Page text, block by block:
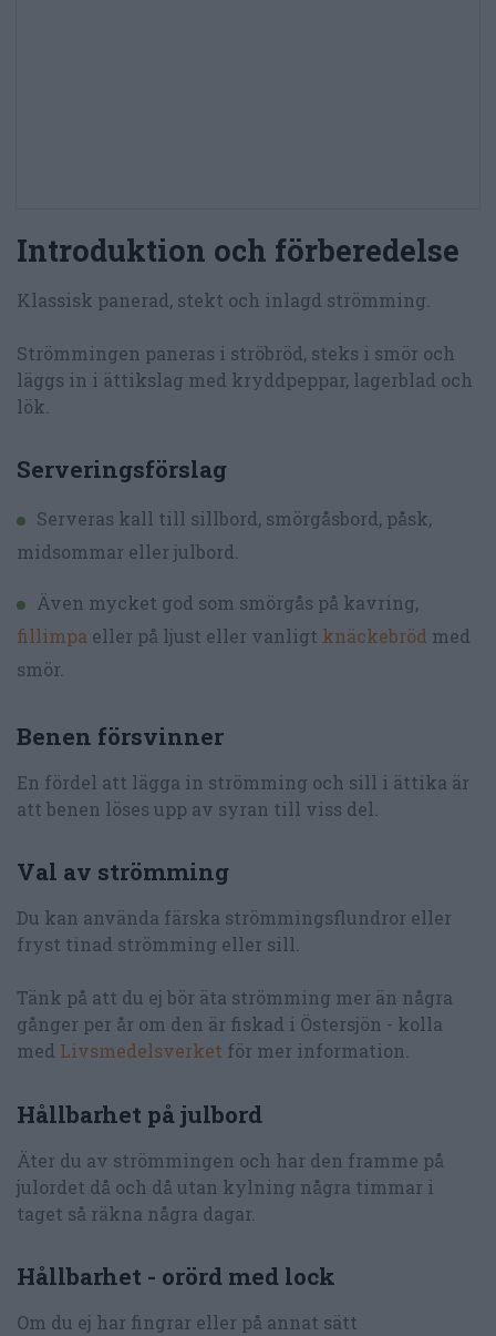
Introduktion och förberedelse
Klassisk panerad, stekt och inlagd strömming.
Strömmingen paneras i ströbröd, steks i smör och
läggs in i ättikslag med kryddpeppar, lagerblad och
lök.
Serveringsförslag
Serveras kall till sillbord, smörgåsbord, påsk,
midsommar eller julbord.
Även mycket god som smörgås på kavring,
fillimpa eller på ljust eller vanligt knäckebröd med
smör.
Benen försvinner
En fördel att lägga in strömming och sill i ättika är
att benen löses upp av syran till viss del.
Val av strömming
Du kan använda färska strömmingsflundror eller
fryst tinad strömming eller sill.
Tänk på att du ej bör äta strömming mer än några
gånger per år om den är fiskad i Östersjön - kolla
med Livsmedelsverket för mer information.
Hållbarhet på julbord
Äter du av strömmingen och har den framme på
julordet då och då utan kylning några timmar i
taget så räkna några dagar.
Hållbarhet - orörd med lock
Om du ej har fingrar eller på annat sätt